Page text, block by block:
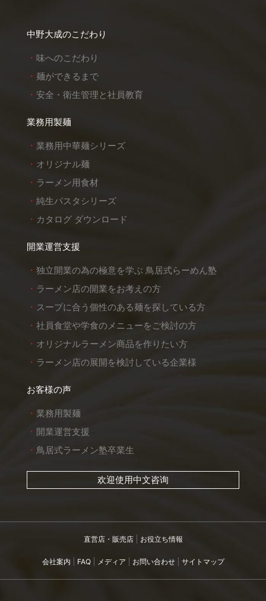
中野大成のこだわり
味へのこだわり
麺ができるまで
安全・衛生管理と社員教育
業務用製麺
業務用中華麺シリーズ
オリジナル麺
ラーメン用食材
純生パスタシリーズ
カタログ ダウンロード
開業運営支援
独立開業の為の極意を学ぶ 鳥居式らーめん塾
ラーメン店の開業をお考えの方
スープに合う個性のある麺を探している方
社員食堂や学食のメニューをご検討の方
オリジナルラーメン商品を作りたい方
ラーメン店の展開を検討している企業様
お客様の声
業務用製麺
開業運営支援
鳥居式ラーメン塾卒業生
欢迎使用中文咨询
直営店・販売店 お役立ち情報
会社案内 FAQ メディア お問い合わせ サイトマップ